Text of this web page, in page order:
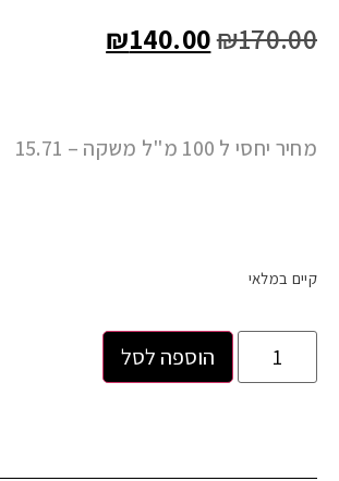
₪170.00
₪140.00
מחיר יחסי ל 100 מ"ל משקה – 15.71
קיים במלאי
הוספה לסל